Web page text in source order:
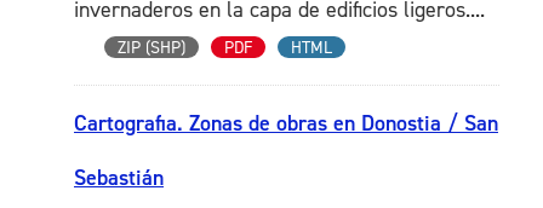
invernaderos en la capa de edificios ligeros....
ZIP (SHP) PDF HTML
Cartografia. Zonas de obras en Donostia / San
Sebastián